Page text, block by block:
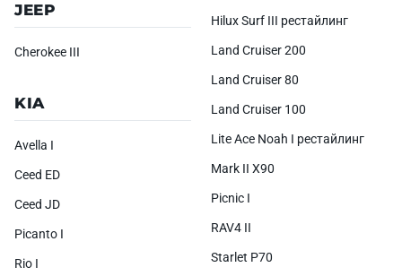
JEEP
Cherokee III
KIA
Avella I
Ceed ED
Ceed JD
Picanto I
Rio I
Hilux Surf III рестайлинг
Land Cruiser 200
Land Cruiser 80
Land Cruiser 100
Lite Ace Noah I рестайлинг
Mark II X90
Picnic I
RAV4 II
Starlet P70